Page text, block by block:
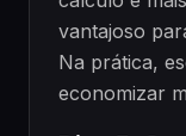
vantajoso
Na prática,
economizar